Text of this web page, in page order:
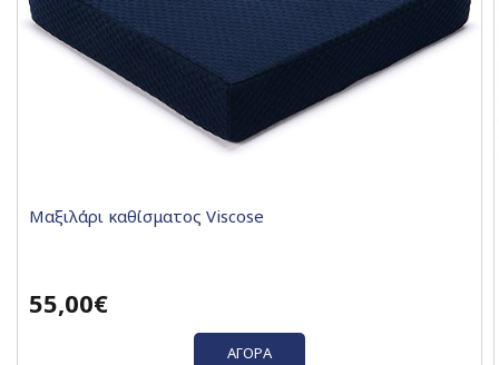
Μαξιλάρι καθίσματος Viscose
55,00€
ΑΓΟΡΆ